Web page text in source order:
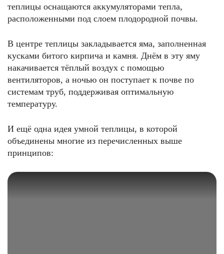
теплицы оснащаются аккумуляторами тепла,
расположенными под слоем плодородной почвы.
В центре теплицы закладывается яма, заполненная
кусками битого кирпича и камня. Днём в эту яму
накачивается тёплый воздух с помощью
вентиляторов, а ночью он поступает к почве по
системам труб, поддерживая оптимальную
температуру.
И ещё одна идея умной теплицы, в которой
объединены многие из перечисленных выше
принципов: